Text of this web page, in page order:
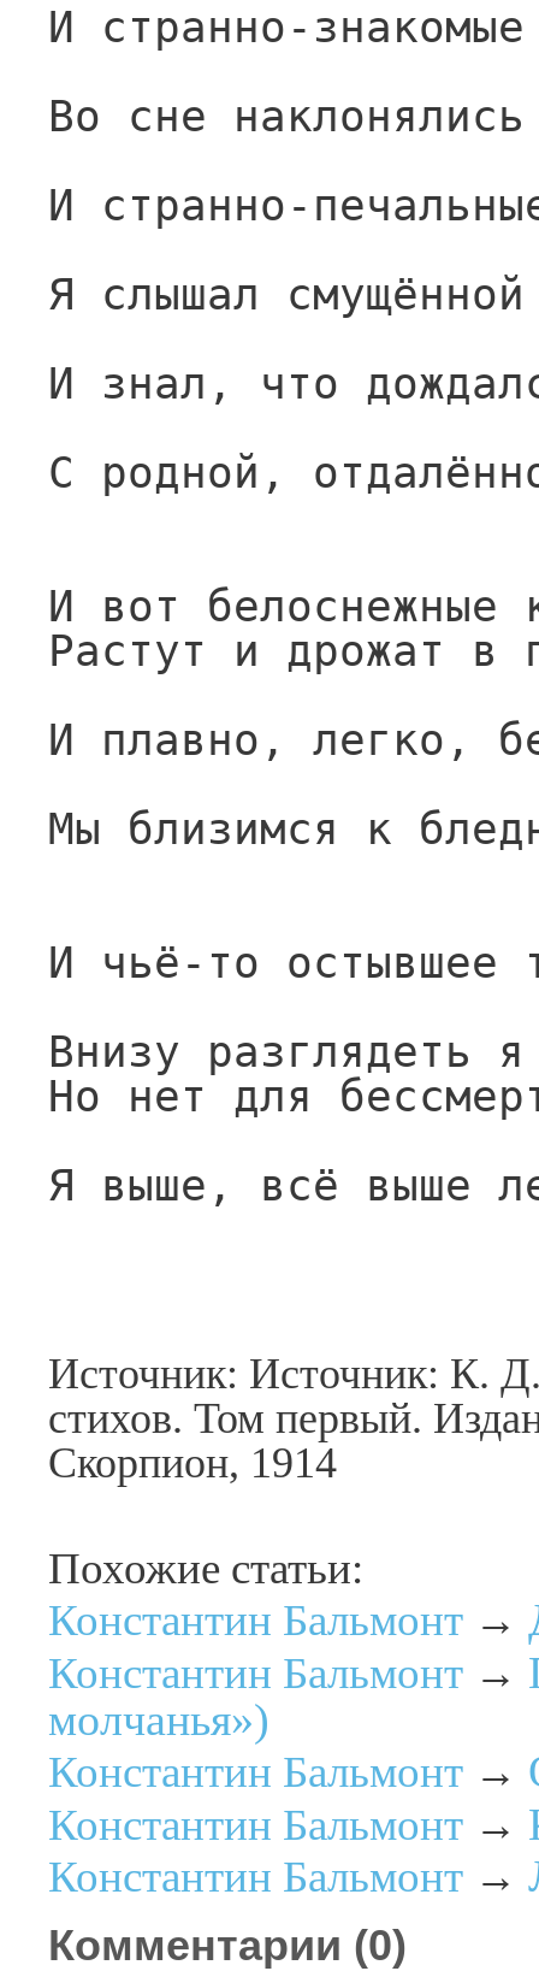
И странно-
Во сне
И странно-
Я слышал
И знал, что
С родной,
И вот белоснежные
Растут и дрожат в
И плавно, легко,
Мы близимся к
И чьё-то остывшее
Внизу разглядеть
Но нет для
Я выше, всё выше
Источник: Источник: К.
стихов. Том первый.
Скорпион, 1914
Похожие статьи:
Константин Бальмонт →
Константин Бальмонт →
молчанья»)
Константин Бальмонт →
Константин Бальмонт →
Константин Бальмонт →
Комментарии (0)